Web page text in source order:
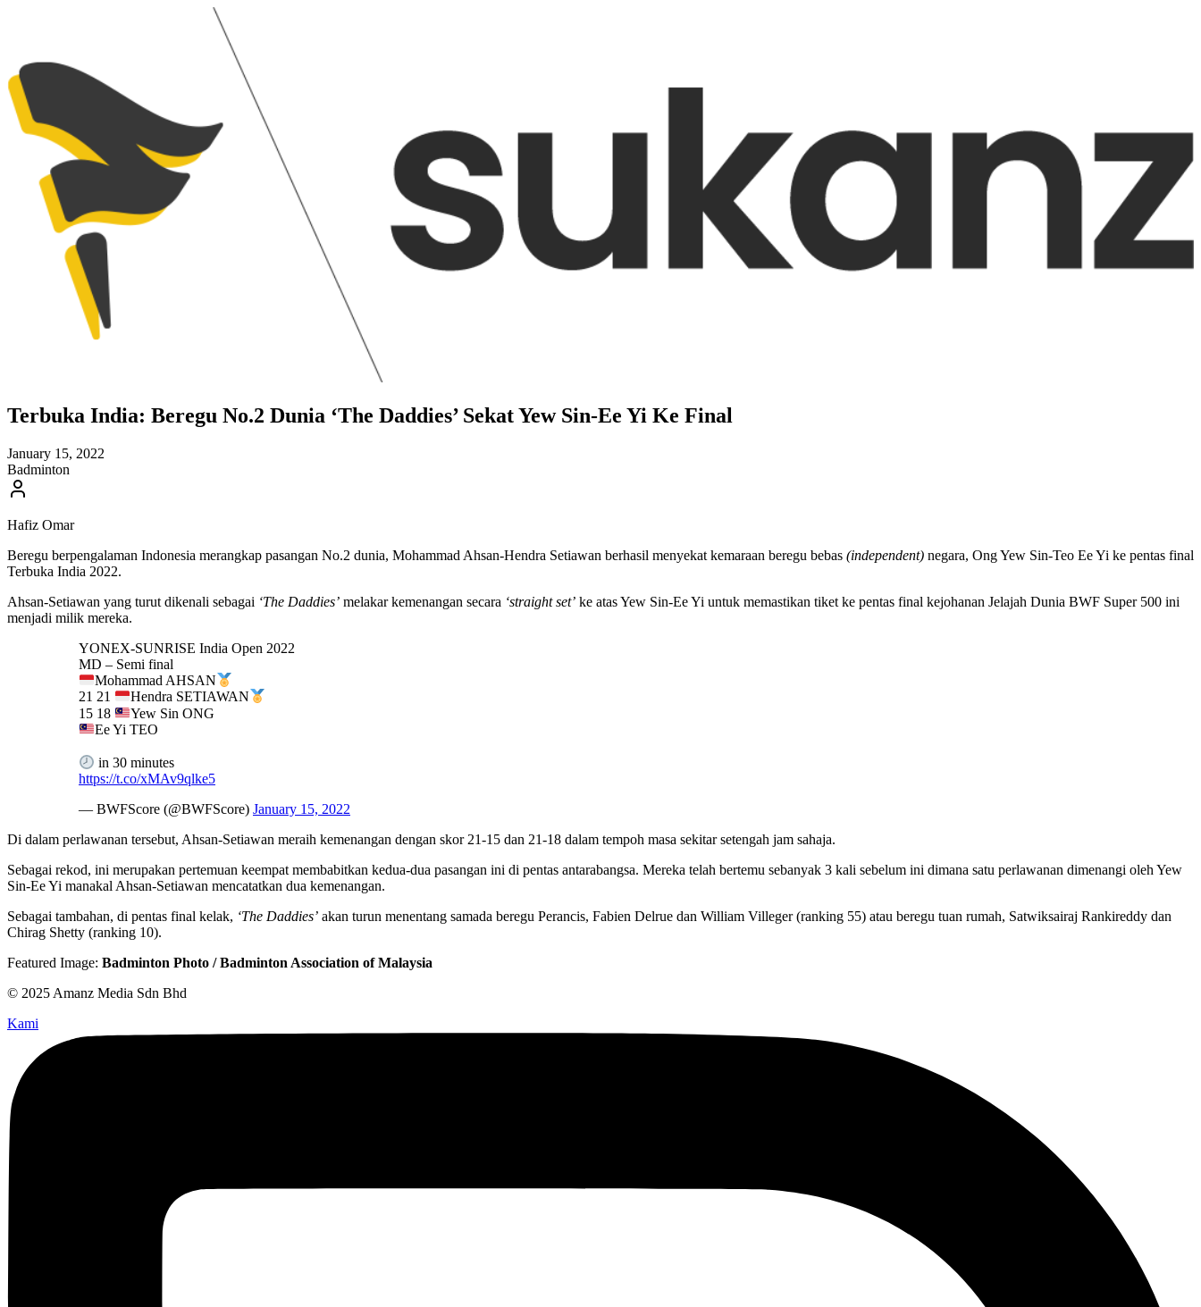
Terbuka India: Beregu No.2 Dunia ‘The Daddies’ Sekat Yew Sin-Ee Yi Ke Final
January 15, 2022
Badminton
Hafiz Omar
Beregu berpengalaman Indonesia merangkap pasangan No.2 dunia, Mohammad Ahsan-Hendra Setiawan berhasil menyekat kemaraan beregu bebas (independent) negara, Ong Yew Sin-Teo Ee Yi ke pentas final
Terbuka India 2022.
Ahsan-Setiawan yang turut dikenali sebagai ‘The Daddies’ melakar kemenangan secara ‘straight set’ ke atas Yew Sin-Ee Yi untuk memastikan tiket ke pentas final kejohanan Jelajah Dunia BWF Super 500 ini
menjadi milik mereka.
YONEX-SUNRISE India Open 2022
MD – Semi final
Mohammad AHSAN
21 21
Hendra SETIAWAN
15 18
Yew Sin ONG
Ee Yi TEO
in 30 minutes
https://t.co/xMAv9qlke5
— BWFScore (@BWFScore) January 15, 2022
Di dalam perlawanan tersebut, Ahsan-Setiawan meraih kemenangan dengan skor 21-15 dan 21-18 dalam tempoh masa sekitar setengah jam sahaja.
Sebagai rekod, ini merupakan pertemuan keempat membabitkan kedua-dua pasangan ini di pentas antarabangsa. Mereka telah bertemu sebanyak 3 kali sebelum ini dimana satu perlawanan dimenangi oleh Yew
Sin-Ee Yi manakal Ahsan-Setiawan mencatatkan dua kemenangan.
Sebagai tambahan, di pentas final kelak, ‘The Daddies’ akan turun menentang samada beregu Perancis, Fabien Delrue dan William Villeger (ranking 55) atau beregu tuan rumah, Satwiksairaj Rankireddy dan
Chirag Shetty (ranking 10).
Featured Image: Badminton Photo / Badminton Association of Malaysia
© 2025 Amanz Media Sdn Bhd
Kami